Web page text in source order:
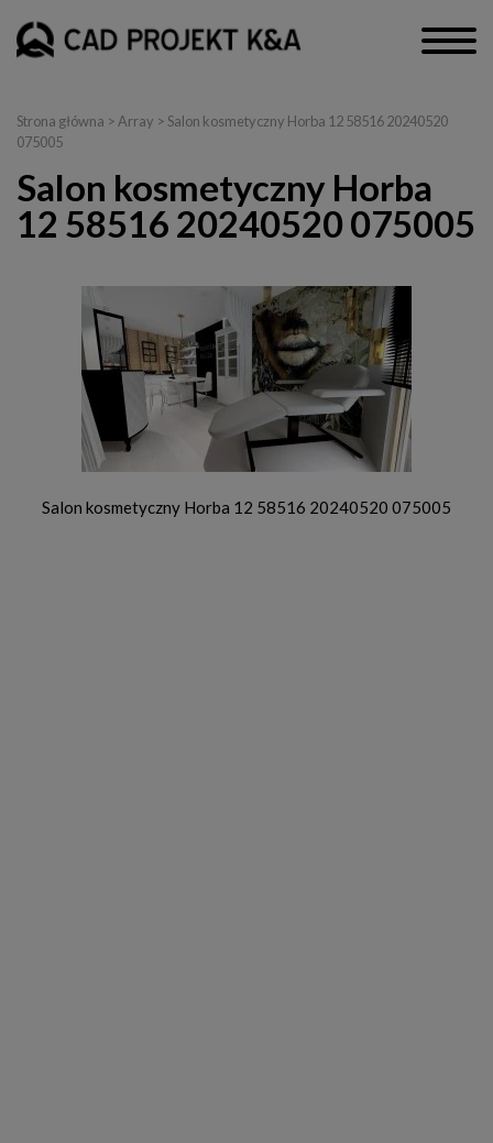
Strona główna > Array > Salon kosmetyczny Horba 12 58516 20240520
075005
Salon kosmetyczny Horba
12 58516 20240520 075005
Salon kosmetyczny Horba 12 58516 20240520 075005